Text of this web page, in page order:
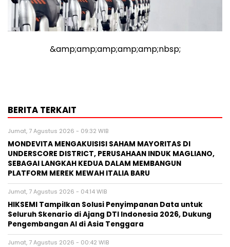
&amp;amp;amp;amp;amp;nbsp;
BERITA TERKAIT
Jumat, 7 Agustus 2026 - 09:32 WIB
MONDEVITA MENGAKUISISI SAHAM MAYORITAS DI
UNDERSCORE DISTRICT, PERUSAHAAN INDUK MAGLIANO,
SEBAGAI LANGKAH KEDUA DALAM MEMBANGUN
PLATFORM MEREK MEWAH ITALIA BARU
Jumat, 7 Agustus 2026 - 04:14 WIB
HIKSEMI Tampilkan Solusi Penyimpanan Data untuk
Seluruh Skenario di Ajang DTI Indonesia 2026, Dukung
Pengembangan AI di Asia Tenggara
Jumat, 7 Agustus 2026 - 00:42 WIB